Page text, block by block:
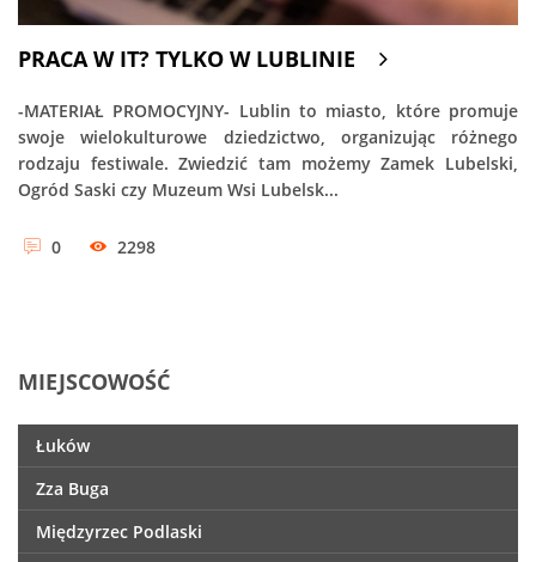
PRACA W IT? TYLKO W LUBLINIE
-MATERIAŁ PROMOCYJNY- Lublin to miasto, które promuje
swoje wielokulturowe dziedzictwo, organizując różnego
rodzaju festiwale. Zwiedzić tam możemy Zamek Lubelski,
Ogród Saski czy Muzeum Wsi Lubelsk...
0 2298
MIEJSCOWOŚĆ
Łuków
Zza Buga
Międzyrzec Podlaski